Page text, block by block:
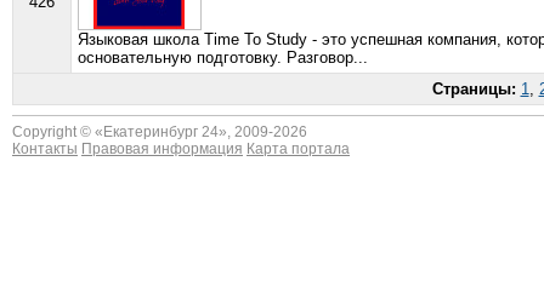
Языковая школа Time To Study - это успешная компания,
основательную подготовку. Разговор...
Страницы: 1,
Copyright © « Екатеринбург 24», 2009-2026
Контакты Правовая информация Карта портала